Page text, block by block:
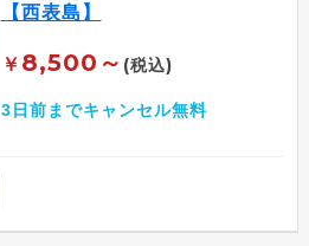
【西表島】
￥ 8,500～ (税込)
3日前までキャンセル無料